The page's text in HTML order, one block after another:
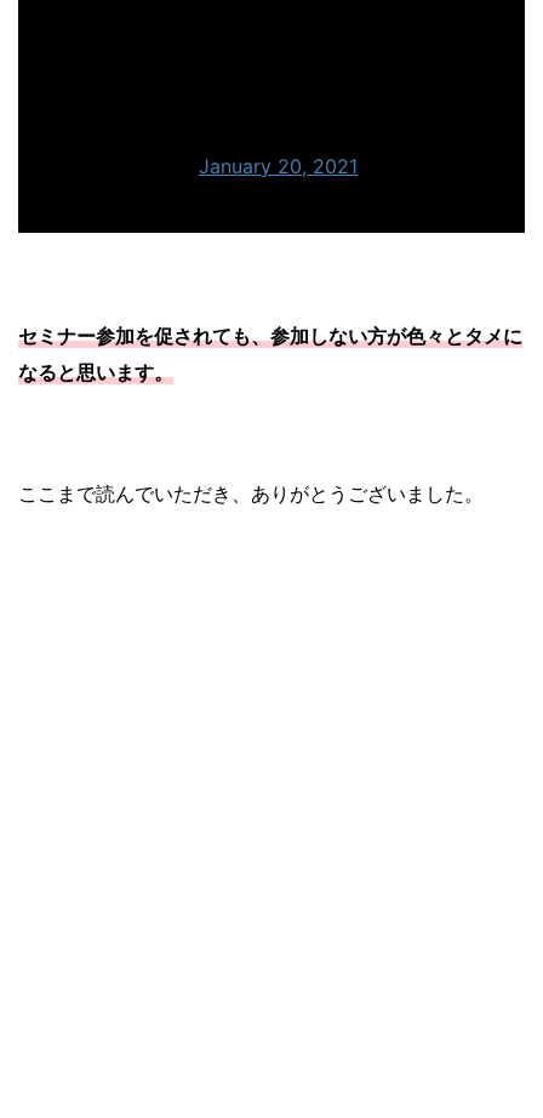
January 20, 2021
セミナー参加を促されても、参加しない方が色々とタメに
なると思います。
ここまで読んでいただき、ありがとうございました。